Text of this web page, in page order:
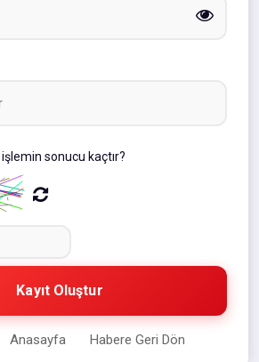
sonucu kaçtır?
Kayıt Oluştur
Anasayfa Habere Geri Dön